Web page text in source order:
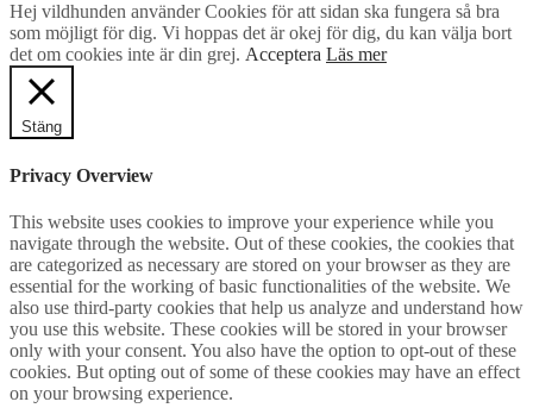
Hej vildhunden använder Cookies för att sidan ska fungera så bra
som möjligt för dig. Vi hoppas det är okej för dig, du kan välja bort
det om cookies inte är din grej. Acceptera Läs mer
Stäng
Privacy Overview
This website uses cookies to improve your experience while you
navigate through the website. Out of these cookies, the cookies that
are categorized as necessary are stored on your browser as they are
essential for the working of basic functionalities of the website. We
also use third-party cookies that help us analyze and understand how
you use this website. These cookies will be stored in your browser
only with your consent. You also have the option to opt-out of these
cookies. But opting out of some of these cookies may have an effect
on your browsing experience.